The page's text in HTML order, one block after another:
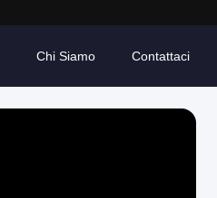
Chi Siamo Contattaci